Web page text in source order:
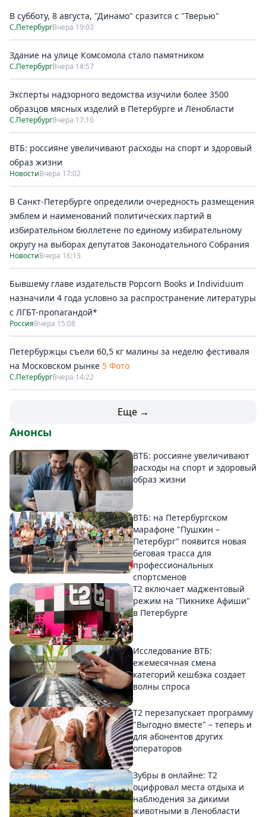
В субботу, 8 августа, "Динамо" сразится с "Тверью"
С.ПетербургВчера 19:03
Здание на улице Комсомола стало памятником
С.ПетербургВчера 18:57
Эксперты надзорного ведомства изучили более 3500
образцов мясных изделий в Петербурге и Ленобласти
С.ПетербургВчера 17:10
ВТБ: россияне увеличивают расходы на спорт и здоровый
образ жизни
НовостиВчера 17:02
В Санкт-Петербурге определили очередность размещения
эмблем и наименований политических партий в
избирательном бюллетене по единому избирательному
округу на выборах депутатов Законодательного Собрания
НовостиВчера 16:13
Бывшему главе издательств Popcorn Books и Individuum
назначили 4 года условно за распространение литературы
с ЛГБТ-пропагандой*
РоссияВчера 15:08
Петербуржцы съели 60,5 кг малины за неделю фестиваля
на Московском рынке 5 Фото
С.ПетербургВчера 14:22
Еще →
Анонсы
ВТБ: россияне увеличивают
расходы на спорт и здоровый
образ жизни
ВТБ: на Петербургском
марафоне "Пушкин –
Петербург" появится новая
беговая трасса для
профессиональных
спортсменов
Т2 включает маджентовый
режим на "Пикнике Афиши"
в Петербурге
Исследование ВТБ:
ежемесячная смена
категорий кешбэка создает
волны спроса
Т2 перезапускает программу
"Выгодно вместе" – теперь и
для абонентов других
операторов
Зубры в онлайне: Т2
оцифровал места отдыха и
наблюдения за дикими
животными в Ленобласти